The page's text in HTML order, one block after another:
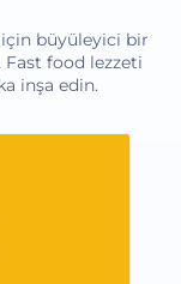
büyüleyici bir
food lezzeti
inşa edin.